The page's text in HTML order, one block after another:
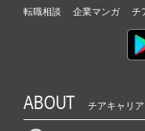
転職相談
企業マンガ チ
ABOUT チアキャリ